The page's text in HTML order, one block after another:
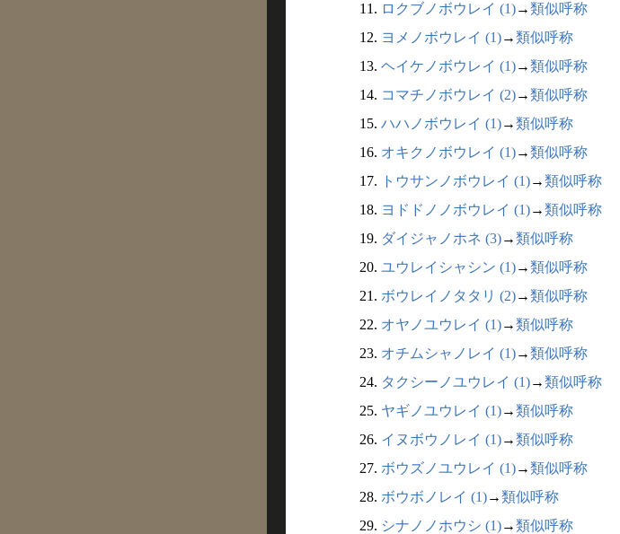
11. ロクブノボウレイ (1)→類似呼称
12. ヨメノボウレイ (1)→類似呼称
13. ヘイケノボウレイ (1)→類似呼称
14. コマチノボウレイ (2)→類似呼称
15. ハハノボウレイ (1)→類似呼称
16. オキクノボウレイ (1)→類似呼称
17.
トウサンノボウレイ (1)→類似呼称
18. ヨドドノノボウレイ (1)→類似呼称
19. ダイジャノホネ (3)→類似呼称
20. ユウレイシャシン (1)→類似呼称
21. ボウレイノタタリ (2)→類似呼称
22. オヤノユウレイ (1)→類似呼称
23. オチムシャノレイ (1)→類似呼称
24. タクシーノユウレイ (1)→類似呼称
25. ヤギノユウレイ (1)→類似呼称
26. イヌボウノレイ (1)→類似呼称
27. ボウズノユウレイ (1)→類似呼称
28. ボウボノレイ (1)→類似呼称
29. シナノノホウシ (1)→類似呼称